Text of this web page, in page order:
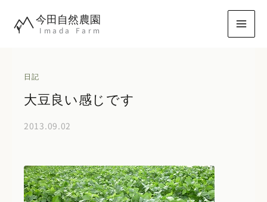
今田自然農園
Imada Farm
日記
大豆良い感じです
2013.09.02